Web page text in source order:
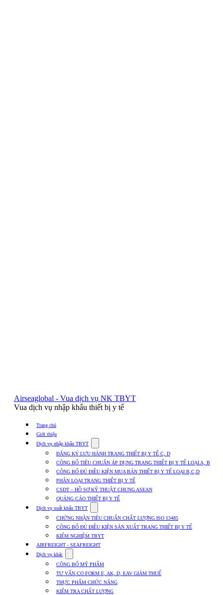
Airseaglobal - Vua dịch vụ NK TBYT
Vua dịch vụ nhập khẩu thiết bị y tế
Trang chủ
Giới thiệu
Dịch vụ nhập khẩu TBYT
submenu
for
Dịch
vụ
nhập
khẩu
TBYT
ĐĂNG KÝ LƯU HÀNH TRANG THIẾT BỊ Y TẾ C, D
CÔNG BỐ TIÊU CHUẨN ÁP DỤNG TRANG THIẾT BỊ Y TẾ LOẠI A, B
CÔNG BỐ ĐỦ ĐIỀU KIỆN MUA BÁN THIẾT BỊ Y TẾ LOẠI B,C,D
PHÂN LOẠI TRANG THIẾT BỊ Y TẾ
CSDT – HỒ SƠ KỸ THUẬT CHUNG ASEAN
QUẢNG CÁO THIẾT BỊ Y TẾ
Dịch vụ xuất khẩu TBYT
submenu
for
Dịch
vụ
xuất
TBYT
CHỨNG NHẬN TIÊU CHUẨN CHẤT LƯỢNG ISO 13485
CÔNG BỐ ĐỦ ĐIỀU KIỆN SẢN XUẤT TRANG THIẾT BỊ Y TẾ
KIỂM NGHIỆM TBYT
AIRFREIGHT - SEAFREIGHT
Dịch vụ khác
submenu
for
Dịch
vụ
khác
CÔNG BỐ MỸ PHẨM
TƯ VẤN CO FORM E, AK, D, EAV GIẢM THUẾ
THỰC PHẨM CHỨC NĂNG
KIỂM TRA CHẤT LƯỢNG